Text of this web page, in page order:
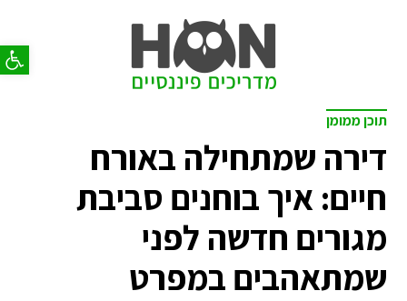
פתח
תוכן ממומן
דירה שמתחילה באורח
חיים: איך בוחנים סביבת
מגורים חדשה לפני
שמתאהבים במפרט